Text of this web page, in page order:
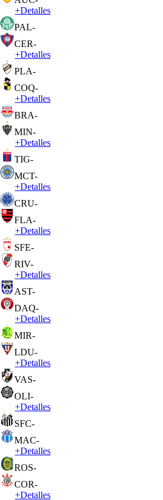
+Detalles
PAL-
CER-
+Detalles
PLA-
COQ-
+Detalles
BRA-
MIN-
+Detalles
TIG-
MCT-
+Detalles
CRU-
FLA-
+Detalles
SFE-
RIV-
+Detalles
AST-
DAQ-
+Detalles
MIR-
LDU-
+Detalles
VAS-
OLI-
+Detalles
SFC-
MAC-
+Detalles
ROS-
COR-
+Detalles